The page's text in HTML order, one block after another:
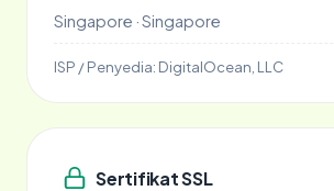
Singapore · Singapore
ISP / Penyedia: DigitalOcean, LLC
Sertifikat SSL